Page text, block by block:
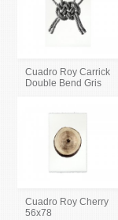
Cuadro Roy Carrick
Double Bend Gris
Cuadro Roy Cherry
56x78